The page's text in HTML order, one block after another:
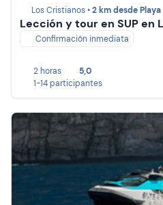
Los Cristianos •2 km desde
Lección y tour en SUP en
Confirmación inmediata
2 horas
5,0
1-14 participantes